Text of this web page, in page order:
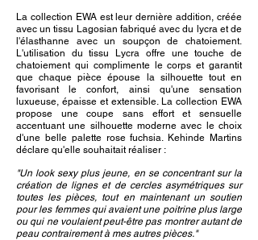
La collection EWA est leur dernière addition, créée
avec un tissu Lagosian fabriqué avec du lycra et de
l'élasthanne avec un soupçon de chatoiement.
L'utilisation du tissu Lycra offre une touche de
chatoiement qui complimente le corps et garantit
que chaque pièce épouse la silhouette tout en
favorisant le confort, ainsi qu'une sensation
luxueuse, épaisse et extensible. La collection EWA
propose une coupe sans effort et sensuelle
accentuant une silhouette moderne avec le choix
d'une belle palette rose fuchsia. Kehinde Martins
déclare qu'elle souhaitait réaliser :
"Un look sexy plus jeune, en se concentrant sur la
création de lignes et de cercles asymétriques sur
toutes les pièces, tout en maintenant un soutien
pour les femmes qui avaient une poitrine plus large
ou qui ne voulaient peut-être pas montrer autant de
peau contrairement à mes autres pièces."